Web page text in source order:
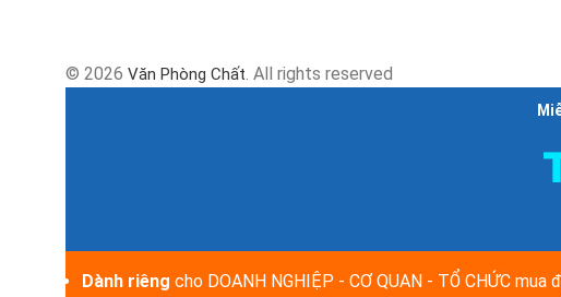
© 2026 Văn Phòng Chất. All rights reserved
Dành riêng cho DOANH NGHIỆP - CƠ QUAN - TỔ CHỨC mua